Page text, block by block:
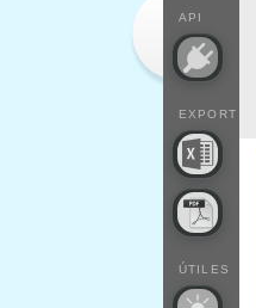
API
EXPORT
ÚTILES